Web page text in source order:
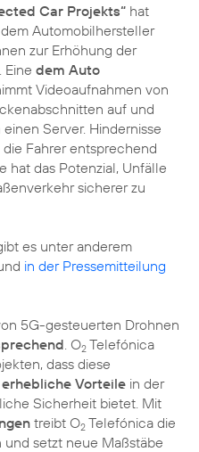
Car Projekts“ hat
Automobilhersteller
zur Erhöhung der
Eine dem Auto
Videoaufnahmen von
auf und
Server. Hindernisse
Fahrer entsprechend
hat das Potenzial, Unfälle
sicherer zu
es unter anderem
in der Pressemitteilung
5G-gesteuerten Drohnen
. O2 Telefónica
dass diese
erhebliche Vorteile in der
Sicherheit bietet. Mit
treibt O2 Telefónica die
setzt neue Maßstäbe